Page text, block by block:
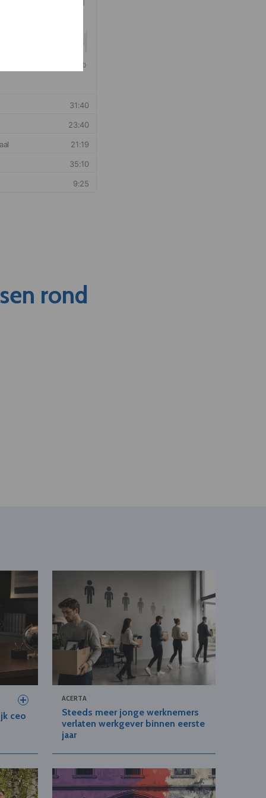
rond
ceo
ACERTA
Steeds meer jonge werknemers
verlaten werkgever binnen eerste
jaar